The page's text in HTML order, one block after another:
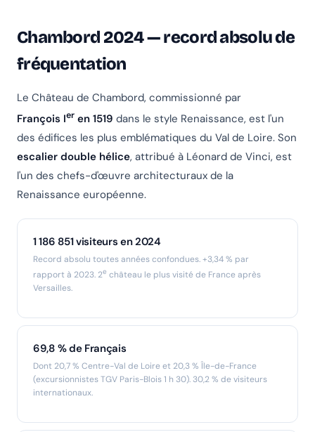
Chambord 2024 — record absolu de
fréquentation
Le Château de Chambord, commissionné par
François Ier en 1519 dans le style Renaissance, est l'un
des édifices les plus emblématiques du Val de Loire. Son
escalier double hélice, attribué à Léonard de Vinci, est
l'un des chefs-d'œuvre architecturaux de la
Renaissance européenne.
1 186 851 visiteurs en 2024
Record absolu toutes années confondues. +3,34 % par
rapport à 2023. 2e château le plus visité de France après
Versailles.
69,8 % de Français
Dont 20,7 % Centre-Val de Loire et 20,3 % Île-de-France
(excursionnistes TGV Paris-Blois 1 h 30). 30,2 % de visiteurs
internationaux.